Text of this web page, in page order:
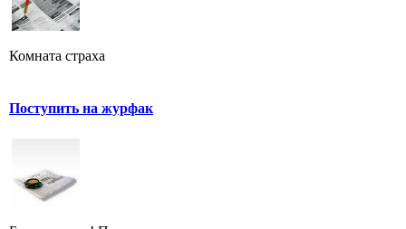
Комната страха
Поступить на журфак